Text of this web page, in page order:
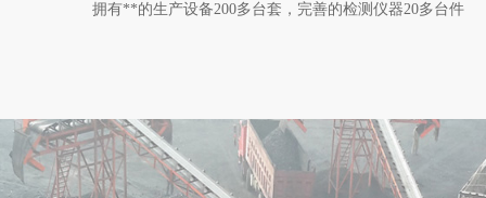
拥有**的生产设备200多台套，完善的检测仪器20多台件